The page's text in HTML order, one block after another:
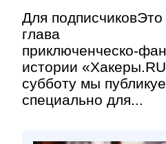
Для
глава
истории
субботу мы
специально для...
Контакт